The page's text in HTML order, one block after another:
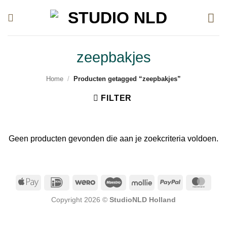
zeepbakjes
Home / Producten getagged “zeepbakjes”
FILTER
Geen producten gevonden die aan je zoekcriteria voldoen.
Apple
IDeal Wero Maestro Mollie PayPal
Copyright 2026 © StudioNLD Holland